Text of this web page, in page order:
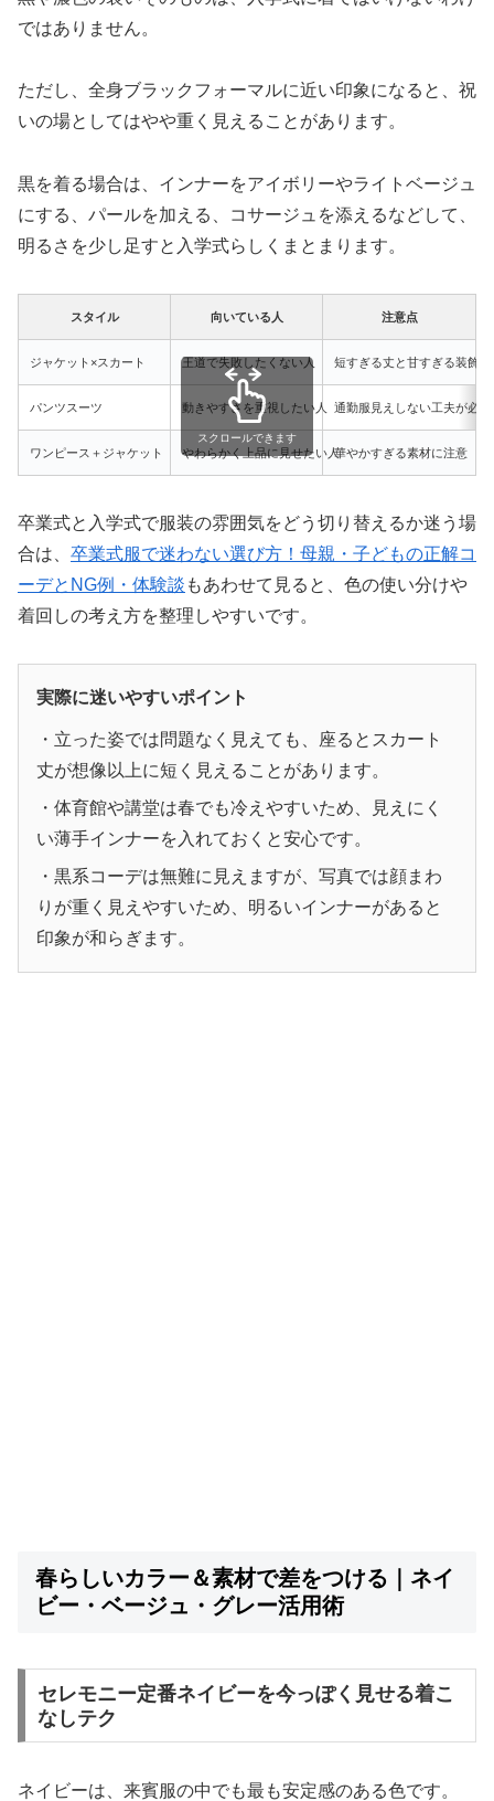
ではありません。
ただし、全身ブラックフォーマルに近い印象になると、祝
いの場としてはやや重く見えることがあります。
黒を着る場合は、インナーをアイボリーやライトベージュ
にする、パールを加える、コサージュを添えるなどして、
明るさを少し足すと入学式らしくまとまります。
スタイル 向いている人 注意点
ジャケット×スカート 王道で失敗したくない人 短すぎる丈と甘すぎる装飾に
パンツスーツ 動きやすさを重視したい人 通勤服見えしない工夫が必要
ワンピース＋ジャケット やわらかく上品に見せたい人華やかすぎる素材に注意
スクロールできます
卒業式と入学式で服装の雰囲気をどう切り替えるか迷う場
合は、 卒業式服で迷わない選び方！母親・子どもの正解コ
ーデとNG例・体験談 もあわせて見ると、色の使い分けや
着回しの考え方を整理しやすいです。
実際に迷いやすいポイント
・立った姿では問題なく見えても、座るとスカート
丈が想像以上に短く見えることがあります。
・体育館や講堂は春でも冷えやすいため、見えにく
い薄手インナーを入れておくと安心です。
・黒系コーデは無難に見えますが、写真では顔まわ
りが重く見えやすいため、明るいインナーがあると
印象が和らぎます。
春らしいカラー＆素材で差をつける｜ネイ
ビー・ベージュ・グレー活用術
セレモニー定番ネイビーを今っぽく見せる着こ
なしテク
ネイビーは、来賓服の中でも最も安定感のある色です。